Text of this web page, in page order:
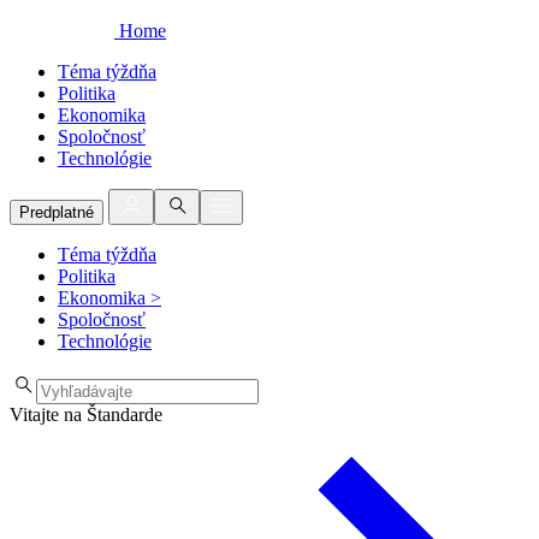
Home
Téma týždňa
Politika
Ekonomika
Spoločnosť
Technológie
Predplatné
Téma týždňa
Politika
Ekonomika >
Spoločnosť
Technológie
Vitajte na Štandarde